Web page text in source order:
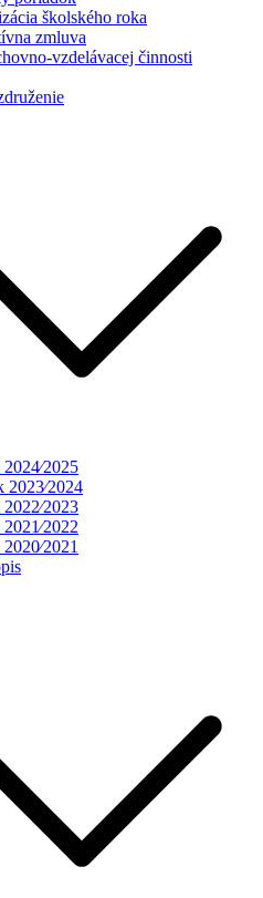
školského roka
zmluva
vzdelávacej činnosti
2023⁄2024